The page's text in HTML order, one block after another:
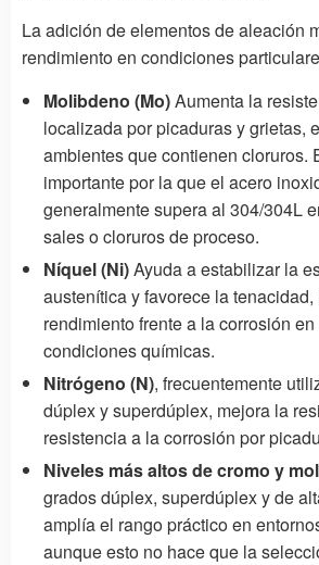
La adición de elementos de aleación
rendimiento en condiciones
Molibdeno (Mo)Aumenta la
localizada por picaduras y grietas,
ambientes que contienen cloruros.
importante por la que el acero
generalmente supera al 304/304L
sales o cloruros de proceso.
Níquel (Ni)Ayuda a estabilizar la
austenítica y favorece la
rendimiento frente a la corrosión
condiciones químicas.
Nitrógeno (N), frecuentemente
dúplex y superdúplex, mejora la
resistencia a la corrosión por
Niveles más altos de cromo y
grados dúplex, superdúplex y de
amplía el rango práctico en
aunque esto no hace que la